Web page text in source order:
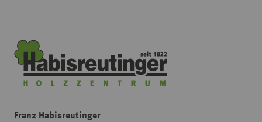
Franz Habisreutinger